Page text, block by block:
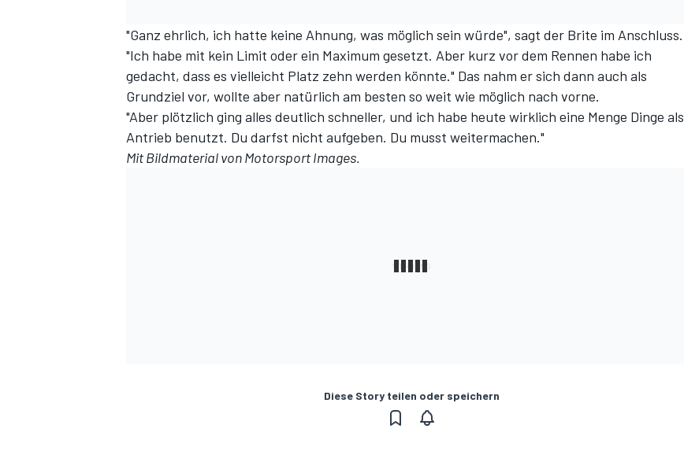
"Ganz ehrlich, ich hatte keine Ahnung, was möglich sein würde", sagt der Brite im Anschluss.
"Ich habe mit kein Limit oder ein Maximum gesetzt. Aber kurz vor dem Rennen habe ich
gedacht, dass es vielleicht Platz zehn werden könnte." Das nahm er sich dann auch als
Grundziel vor, wollte aber natürlich am besten so weit wie möglich nach vorne.
"Aber plötzlich ging alles deutlich schneller, und ich habe heute wirklich eine Menge Dinge als
Antrieb benutzt. Du darfst nicht aufgeben. Du musst weitermachen."
Mit Bildmaterial vonMotorsport Images.
Diese Story teilen oder speichern